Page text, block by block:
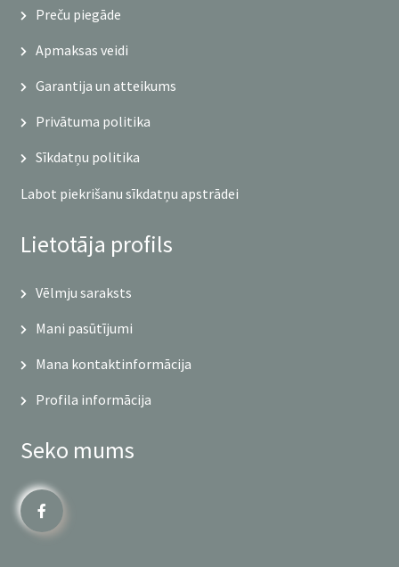
Preču piegāde
Apmaksas veidi
Garantija un atteikums
Privātuma politika
Sīkdatņu politika
Labot piekrišanu sīkdatņu apstrādei
Lietotāja profils
Vēlmju saraksts
Mani pasūtījumi
Mana kontaktinformācija
Profila informācija
Seko mums